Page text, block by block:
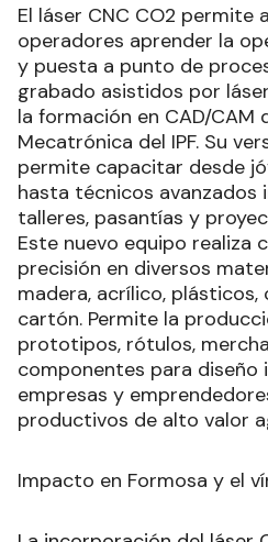
El láser CNC CO2 permite
operadores aprender la
y puesta a punto de
grabado asistidos por
la formación en CAD/CAM
Mecatrónica del IPF. Su
permite capacitar desde
hasta técnicos avanzados
talleres, pasantías y
Este nuevo equipo realiza
precisión en diversos
madera, acrílico, plásticos,
cartón. Permite la
prototipos, rótulos,
componentes para diseño
empresas y
productivos de alto valor
Impacto en Formosa y el